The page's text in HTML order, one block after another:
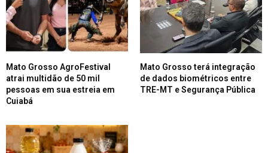
Mato Grosso AgroFestival
atrai multidão de 50 mil
pessoas em sua estreia em
Cuiabá
Mato Grosso terá integração
de dados biométricos entre
TRE-MT e Segurança Pública